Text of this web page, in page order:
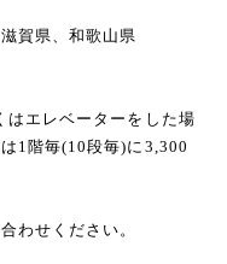
滋賀県、和歌山県
はエレベーターをした場
1階毎(10段毎)に3,300
わせください。